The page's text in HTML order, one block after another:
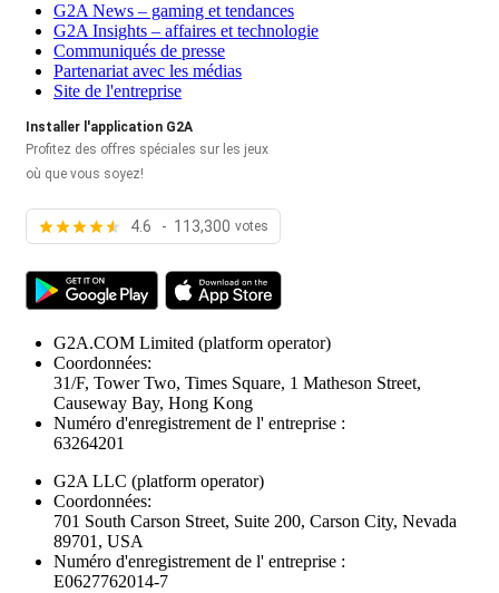
G2A News – gaming et tendances
G2A Insights – affaires et technologie
Communiqués de presse
Partenariat avec les médias
Site de l'entreprise
Installer l'application G2A
Profitez des offres spéciales sur les jeux
où que vous soyez!
4.6 - 113,300 votes
G2A.COM Limited (platform operator)
Coordonnées:
31/F, Tower Two, Times Square, 1 Matheson Street,
Causeway Bay, Hong Kong
Numéro d'enregistrement de l' entreprise :
63264201
G2A LLC (platform operator)
Coordonnées:
701 South Carson Street, Suite 200, Carson City, Nevada
89701, USA
Numéro d'enregistrement de l' entreprise :
E0627762014-7